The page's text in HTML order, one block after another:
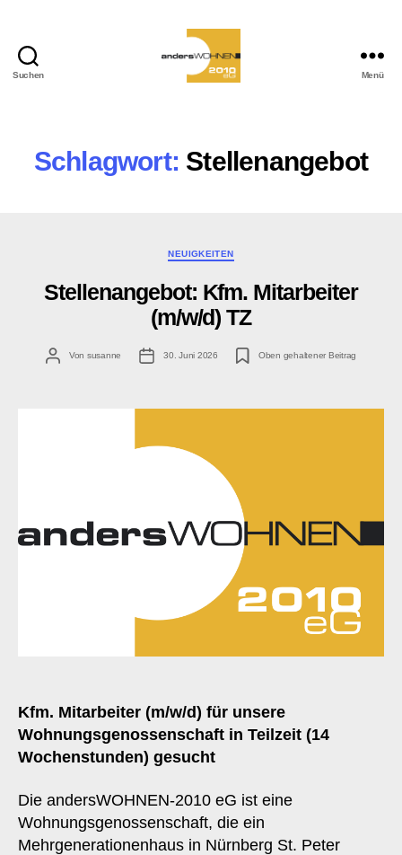
Suchen Menü
Schlagwort: Stellenangebot
Kategorien
NEUIGKEITEN
Stellenangebot: Kfm. Mitarbeiter
(m/w/d) TZ
Beitragsautor
Von susanne Veröffentlichungsdatum
30. Juni 2026 Oben gehaltener Beitrag
Kfm. Mitarbeiter (m/w/d) für unsere
Wohnungsgenossenschaft in Teilzeit (14
Wochenstunden) gesucht
Die andersWOHNEN-2010 eG ist eine
Wohnungsgenossenschaft, die ein
Mehrgenerationenhaus in Nürnberg St. Peter